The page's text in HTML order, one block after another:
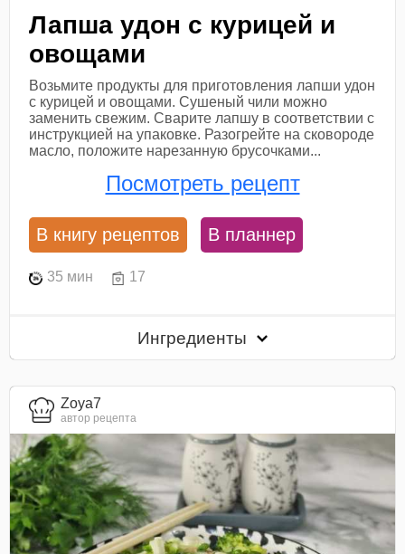
Лапша удон с курицей и
овощами
Возьмите продукты для приготовления лапши удон
с курицей и овощами. Сушеный чили можно
заменить свежим. Сварите лапшу в соответствии с
инструкцией на упаковке. Разогрейте на сковороде
масло, положите нарезанную брусочками...
Посмотреть рецепт
В книгу рецептов В планнер
35 мин 17
Ингредиенты
Zoya7
автор рецепта